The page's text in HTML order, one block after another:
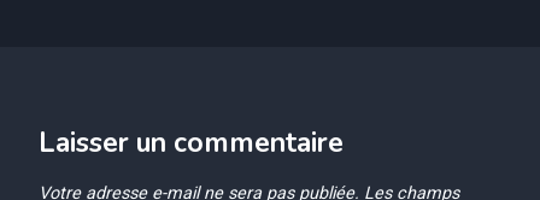
Laisser un commentaire
Votre adresse e-mail ne sera pas publiée. Les champs